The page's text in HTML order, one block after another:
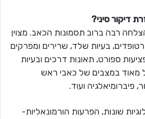
דיקור סיני?
רבה ברוב תסמונות הכאב. מצוין
בעיות שלד, שרירים ומפרקים
ספורט, תאונות דרכים ובעיות
מאוד במצבים של כאבי ראש
פיברומיאלגיה ועוד.
שונות, הפרעות הורמונאליות-